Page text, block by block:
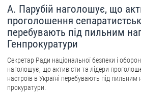
Історична довідка про діяльність Ради національної
ОФІЦІЙНІ ДОКУМЕНТИ
Новини
Drone Deals
А. Парубій наголошує, що
проголошення
перебувають під пильним
Генпрокуратури
Секретар Ради національної безпеки і
наголошує, що активісти та лідери
настроїв в Україні перебувають під
прокуратури.